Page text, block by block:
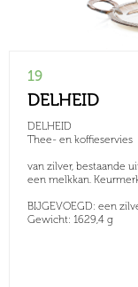
19
DELHEID
DELHEID
Thee- en koffieservies
van zilver, bestaande
een melkkan.
BIJGEVOEGD: een
Gewicht: 1629,4 g